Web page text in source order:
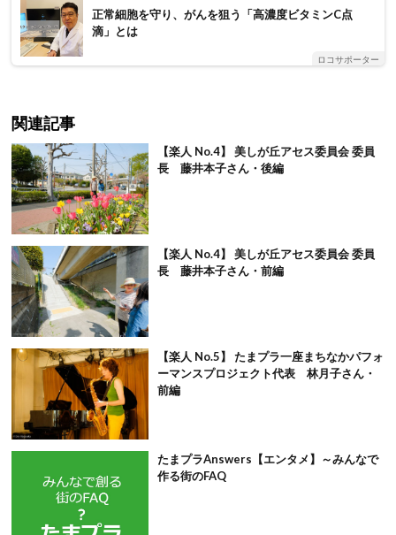
正常細胞を守り、がんを狙う「高濃度ビタミンC点
滴」とは
ロコサポーター
関連記事
【楽人 No.4】 美しが丘アセス委員会 委員
長 藤井本子さん・後編
【楽人 No.4】 美しが丘アセス委員会 委員
長 藤井本子さん・前編
【楽人 No.5】 たまプラ一座まちなかパフォ
ーマンスプロジェクト代表 林月子さん・
前編
たまプラAnswers【エンタメ】～みんなで
作る街のFAQ